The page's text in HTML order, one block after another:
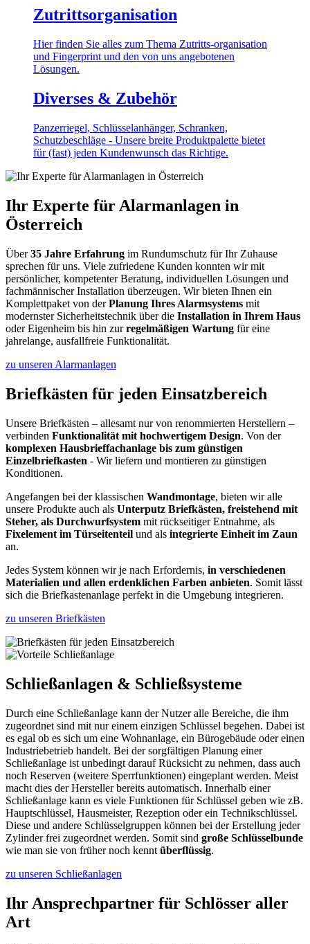
Zutrittsorganisation
Hier finden Sie alles zum Thema Zutritts-organisation
und Fingerprint und den von uns angebotenen
Lösungen.
Diverses & Zubehör
Panzerriegel, Schlüsselanhänger, Schranken,
Schutzbeschläge - Unsere breite Produktpalette bietet
für (fast) jeden Kundenwunsch das Richtige.
Ihr Experte für Alarmanlagen in
Österreich
Über35 Jahre Erfahrung im Rundumschutz für Ihr Zuhause
sprechen für uns. Viele zufriedene Kunden konnten wir mit
persönlicher, kompetenter Beratung, individuellen Lösungen und
fachmännischer Installation überzeugen. Wir bieten Ihnen ein
Komplettpaket von derPlanung Ihres Alarmsystems mit
modernster Sicherheitstechnik über die Installation in Ihrem Haus
oder Eigenheim bis hin zurregelmäßigen Wartung für eine
jahrelange, ausfallfreie Funktionalität.
zu unseren Alarmanlagen
Briefkästen für jeden Einsatzbereich
Unsere Briefkästen – allesamt nur von renommierten Herstellern –
verbinden Funktionalität mit hochwertigem Design. Von der
komplexen Hausbrieffachanlage bis zum günstigen
Einzelbriefkasten - Wir liefern und montieren zu günstigen
Konditionen.
Angefangen bei der klassischen Wandmontage, bieten wir alle
unsere Produkte auch als Unterputz Briefkästen, freistehend mit
Steher, als Durchwurfsystem mit rückseitiger Entnahme, als
Fixelement im Türseitenteil und als integrierte Einheit im Zaun
an.
Jedes System können wir je nach Erfordernis, in verschiedenen
Materialien und allen erdenklichen Farben anbieten. Somit lässt
sich die Briefkastenanlage perfekt in die Umgebung integrieren.
zu unseren Briefkästen
Schließanlagen & Schließsysteme
Durch eine Schließanlage kann der Nutzer alle Bereiche, die ihm
zugeordnet sind mit nur einem einzigen Schlüssel begehen. Dabei ist
es egal ob es sich um eine Wohnanlage, ein Bürogebäude oder einen
Industriebetrieb handelt. Bei der sorgfältigen Planung einer
Schließanlage ist unbedingt darauf Rücksicht zu nehmen, dass auch
noch Reserven (weitere Sperrfunktionen) eingeplant werden. Meist
macht dies der Hersteller bereits automatisch. Innerhalb einer
Schließanlage kann es viele Funktionen für Schlüssel geben wie zB.
Hauptschlüssel, Hausmeister, Rezeption oder ein Technikschlüssel.
Diese und andere Schlüsselgruppen können bei der Erstellung jeder
Zylinder frei zugeordnet werden. Somit sind große Schlüsselbunde
wie man sie von früher noch kennt überflüssig.
zu unseren Schließanlagen
Ihr Ansprechpartner für Schlösser aller
Art